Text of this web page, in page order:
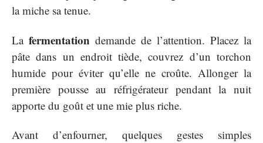
la miche sa tenue.
La fermentation demande de l’attention. Placez la
pâte dans un endroit tiède, couvrez d’un torchon
humide pour éviter qu’elle ne croûte. Allonger la
première pousse au réfrigérateur pendant la nuit
apporte du goût et une mie plus riche.
Avant d’enfourner, quelques gestes simples